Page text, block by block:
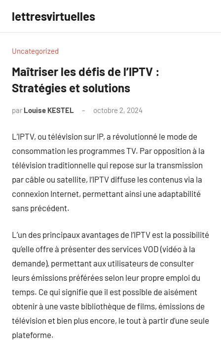
contenu
lettresvirtuelles
Uncategorized
Maîtriser les défis de l’IPTV :
Stratégies et solutions
par Louise KESTEL octobre 2, 2024
L’IPTV, ou télévision sur IP, a révolutionné le mode de
consommation les programmes TV. Par opposition à la
télévision traditionnelle qui repose sur la transmission
par câble ou satellite, l’IPTV diffuse les contenus via la
connexion Internet, permettant ainsi une adaptabilité
sans précédent.
L’un des principaux avantages de l’IPTV est la possibilité
qu’elle offre à présenter des services VOD (vidéo à la
demande), permettant aux utilisateurs de consulter
leurs émissions préférées selon leur propre emploi du
temps. Ce qui signifie que il est possible de aisément
obtenir à une vaste bibliothèque de films, émissions de
télévision et bien plus encore, le tout à partir d’une seule
plateforme.